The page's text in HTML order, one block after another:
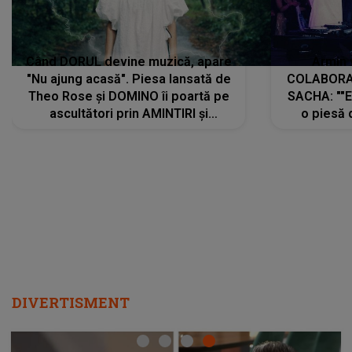
Când DORUL devine muzică, apare
"Nu ajung acasă". Piesa lansată de
Theo Rose și DOMINO îi poartă pe
ascultători prin AMINTIRI și
SACHA:
o piesă
DIVERTISMENT